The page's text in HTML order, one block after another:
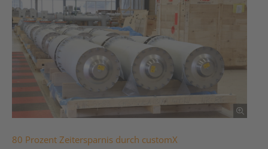
80 Prozent Zeitersparnis durch customX